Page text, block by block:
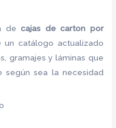
decajas de carton por
un catálogo actualizado
gramajes y láminas que
según sea la necesidad